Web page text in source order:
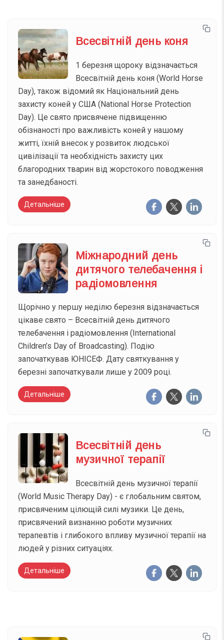
Всесвітній день коня
1 березня щороку відзначається
Всесвітній день коня (World Horse
Day), також відомий як Національний день
захисту коней у США (National Horse Protection
Day). Це свято присвячене підвищенню
обізнаності про важливість коней у нашому
житті, їхній внесок у розвиток людської
цивілізації та необхідність захисту цих
благородних тварин від жорстокого поводження
та занедбаності.
Детальніше
Міжнародний день
дитячого телебачення і
радіомовлення
Щорічно у першу неділю березня відзначається
цікаве свято – Всесвітній день дитячого
телебачення і радіомовлення (International
Children’s Day of Broadcasting). Подію
започаткував ЮНІСЕФ. Дату святкування у
березні започаткували лише у 2009 році.
Детальніше
Всесвітній день
музичної терапії
Всесвітній день музичної терапії
(World Music Therapy Day) - є глобальним святом,
присвяченим цілющій силі музики. Це день,
присвячений визнанню роботи музичних
терапевтів і глибокого впливу музичної терапії на
людей у різних ситуаціях.
Детальніше